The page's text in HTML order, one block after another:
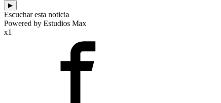
▶
Escuchar esta noticia
Powered by Estudios Max
x1